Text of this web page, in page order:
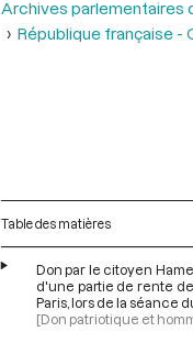
Archives parlementaires
République française -
Table des matières
Don par le citoyen
d'une partie de rente
Paris, lors de la séance
[Don patriotique et